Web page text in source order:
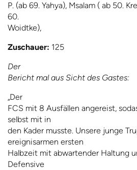
P. (ab 69. Yahya), Msalam ( ab 50.
60.
Woidtke),
Zuschauer: 125
Der
Bericht mal aus Sicht des Gastes:
„Der
FCS mit 8 Ausfällen angereist,
selbst mit in
den Kader musste. Unsere junge
ereignisarmen ersten
Halbzeit mit abwartender Haltung
Defensive